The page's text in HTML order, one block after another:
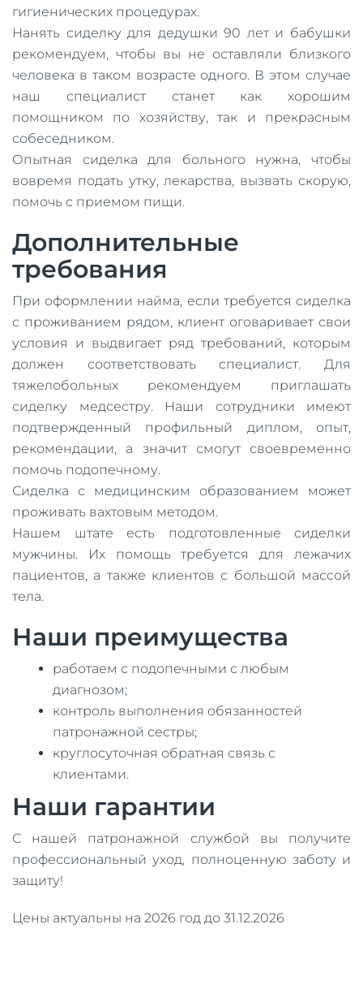
гигиенических процедурах.
Нанять сиделку для дедушки 90 лет и бабушки
рекомендуем, чтобы вы не оставляли близкого
человека в таком возрасте одного. В этом случае
наш специалист станет как хорошим
помощником по хозяйству, так и прекрасным
собеседником.
Опытная сиделка для больного нужна, чтобы
вовремя подать утку, лекарства, вызвать скорую,
помочь с приемом пищи.
Дополнительные
требования
При оформлении найма, если требуется сиделка
с проживанием рядом, клиент оговаривает свои
условия и выдвигает ряд требований, которым
должен соответствовать специалист. Для
тяжелобольных рекомендуем приглашать
сиделку медсестру. Наши сотрудники имеют
подтвержденный профильный диплом, опыт,
рекомендации, а значит смогут своевременно
помочь подопечному.
Сиделка с медицинским образованием может
проживать вахтовым методом.
Нашем штате есть подготовленные сиделки
мужчины. Их помощь требуется для лежачих
пациентов, а также клиентов с большой массой
тела.
Наши преимущества
работаем с подопечными с любым
диагнозом;
контроль выполнения обязанностей
патронажной сестры;
круглосуточная обратная связь с
клиентами.
Наши гарантии
С нашей патронажной службой вы получите
профессиональный уход, полноценную заботу и
защиту!
Цены актуальны на 2026 год до 31.12.2026